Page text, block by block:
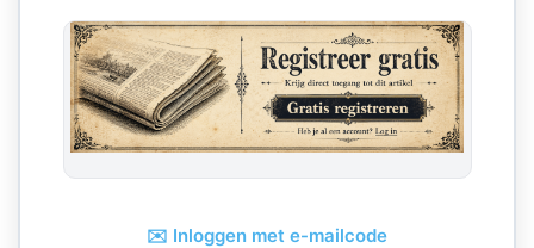
✉️ Inloggen met e-mailcode